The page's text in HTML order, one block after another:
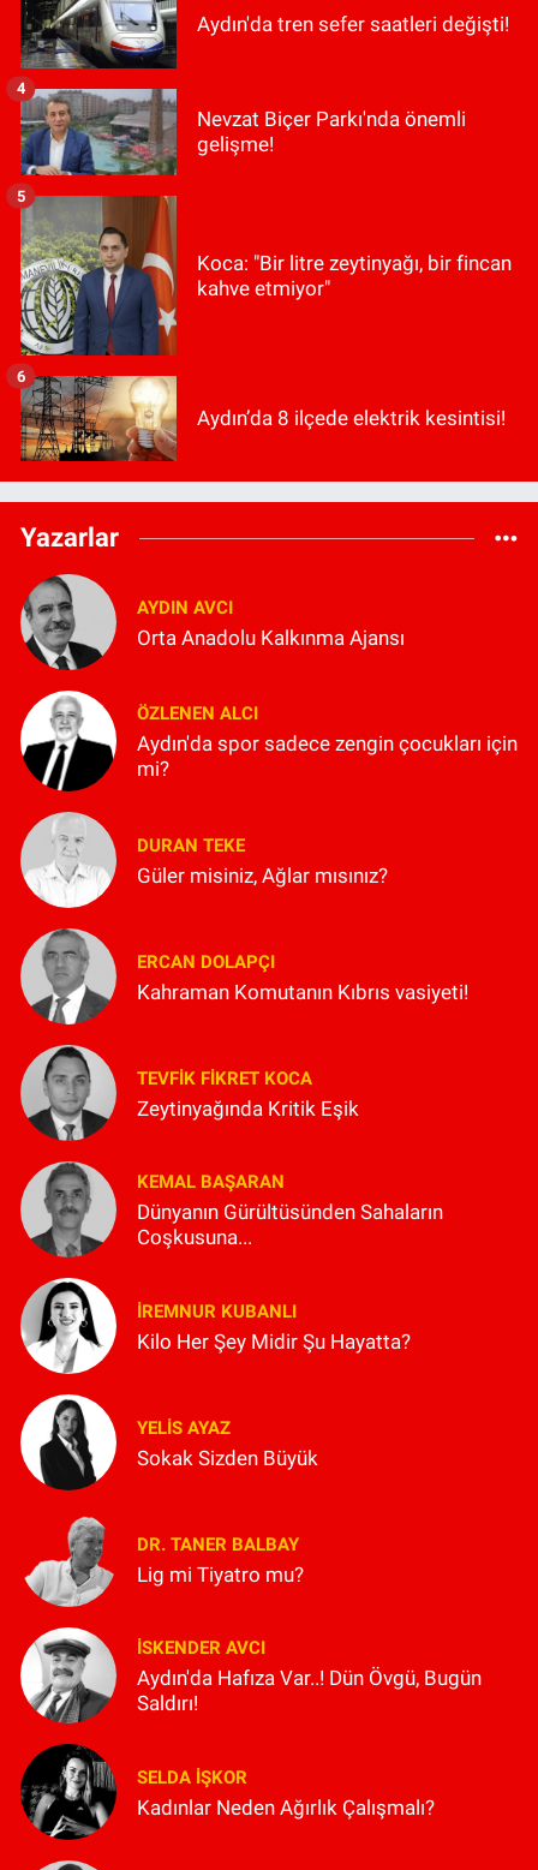
Aydın'da tren sefer saatleri değişti!
Nevzat Biçer Parkı'nda önemli
gelişme!
4
Koca: "Bir litre zeytinyağı, bir fincan
kahve etmiyor"
5
Aydın’da 8 ilçede elektrik kesintisi!
6
Yazarlar
AYDIN AVCI
Orta Anadolu Kalkınma Ajansı
ÖZLENEN ALCI
Aydın'da spor sadece zengin çocukları için
mi?
DURAN TEKE
Güler misiniz, Ağlar mısınız?
ERCAN DOLAPÇI
Kahraman Komutanın Kıbrıs vasiyeti!
TEVFIK FIKRET KOCA
Zeytinyağında Kritik Eşik
KEMAL BAŞARAN
Dünyanın Gürültüsünden Sahaların
Coşkusuna...
İREMNUR KUBANLI
Kilo Her Şey Midir Şu Hayatta?
YELIS AYAZ
Sokak Sizden Büyük
DR. TANER BALBAY
Lig mi Tiyatro mu?
İSKENDER AVCI
Aydın'da Hafıza Var..! Dün Övgü, Bugün
Saldırı!
SELDA İŞKOR
Kadınlar Neden Ağırlık Çalışmalı?